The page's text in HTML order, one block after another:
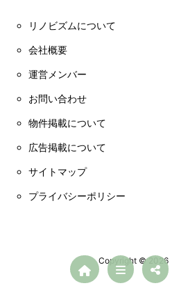
リノビズムについて
会社概要
運営メンバー
お問い合わせ
物件掲載について
広告掲載について
サイトマップ
プライバシーポリシー
Copyright ©2026